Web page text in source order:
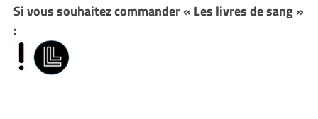
Si vous souhaitez commander « Les livres de sang »
: